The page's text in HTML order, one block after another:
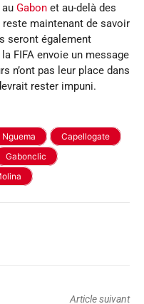
Gabon et au-delà des
maintenant de savoir
seront également
FIFA envoie un message
n’ont pas leur place dans
rester impuni.
Capellogate
Gabonclic
Article suivant